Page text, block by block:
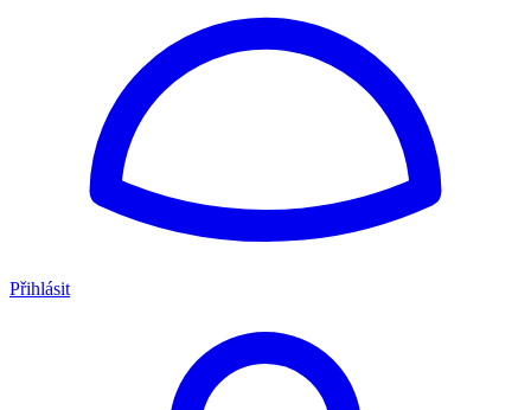
Přihlásit